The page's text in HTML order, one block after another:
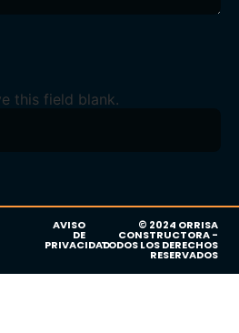
this field blank.
AVISO
DE
PRIVACIDAD
© 2024 ORRISA
CONSTRUCTORA -
TODOS LOS DERECHOS
RESERVADOS